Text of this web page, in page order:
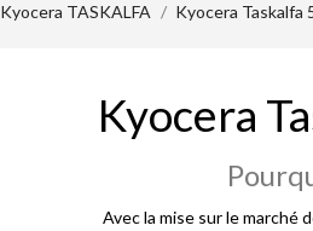
Kyocera TASKALFA Kyocera Taskalfa
Kyocera
Avec la mise sur le marché